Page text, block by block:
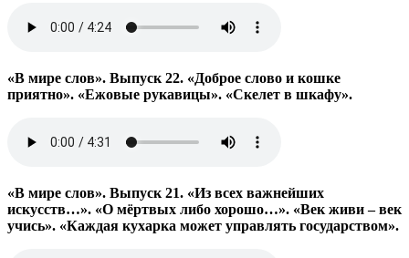
«В мире слов». Выпуск 22. «Доброе слово и кошке
приятно». «Ежовые рукавицы». «Скелет в шкафу».
«В мире слов». Выпуск 21. «Из всех важнейших
искусств…». «О мёртвых либо хорошо…». «Век живи – век
учись». «Каждая кухарка может управлять государством».